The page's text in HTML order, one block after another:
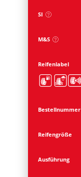
SI
M&S
Reifenlabel
Bestellnummer
Reifengröße
Ausführung